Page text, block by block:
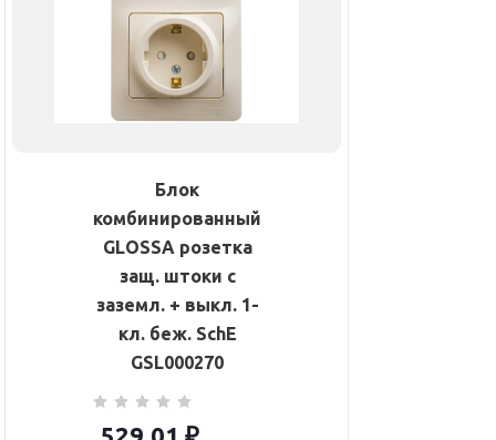
Блок
комбинированный
GLOSSA розетка
защ. штоки с
заземл. + выкл. 1-
кл. беж. SchE
GSL000270